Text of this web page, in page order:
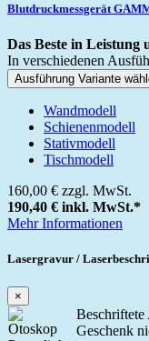
Blutdruckmessgerät
Das Beste in Leistung
In verschiedenen
Ausführung Variante
Wandmodell
Schienenmodell
Stativmodell
Tischmodell
160,00 € zzgl. MwSt.
190,40 € inkl. MwSt.*
Mehr Informationen
Lasergravur /
×
Beschriftete
Geschenk